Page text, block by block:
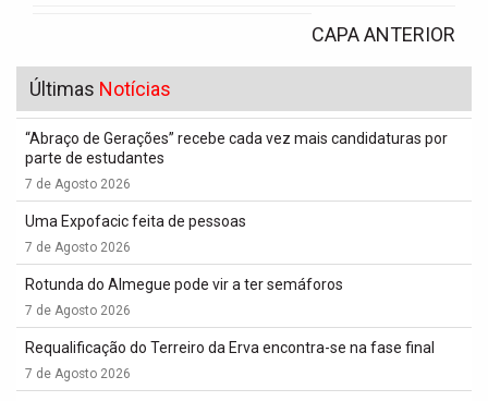
CAPA ANTERIOR
Últimas Notícias
“Abraço de Gerações” recebe cada vez mais candidaturas por
parte de estudantes
7 de Agosto 2026
Uma Expofacic feita de pessoas
7 de Agosto 2026
Rotunda do Almegue pode vir a ter semáforos
7 de Agosto 2026
Requalificação do Terreiro da Erva encontra-se na fase final
7 de Agosto 2026